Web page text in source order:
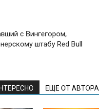
с Вингегором,
штабу Red Bull
ЕЩЕ ОТ АВТОРА